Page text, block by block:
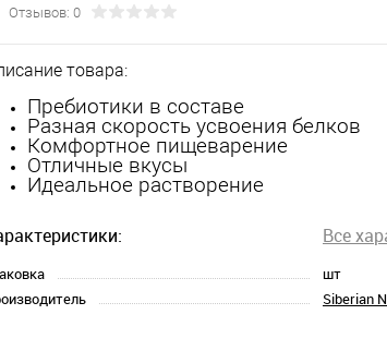
Отзывов: 0
товара:
Пребиотики в составе
Разная скорость усвоения белков
Комфортное пищеварение
Отличные вкусы
Идеальное растворение
Все
шт
Siberian